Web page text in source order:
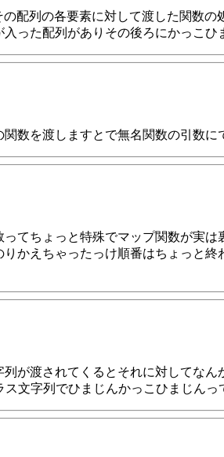
配列の各要素に対して渡した関数
った配列がありその後ろにかっこひ
数を渡しますとで無名関数の引数に
てちょっと特殊でマップ関数が実
かえちゃったっけ順番はちょっと
が渡されてくるとそれに対してな
文字列でひまじんかっこひまじん